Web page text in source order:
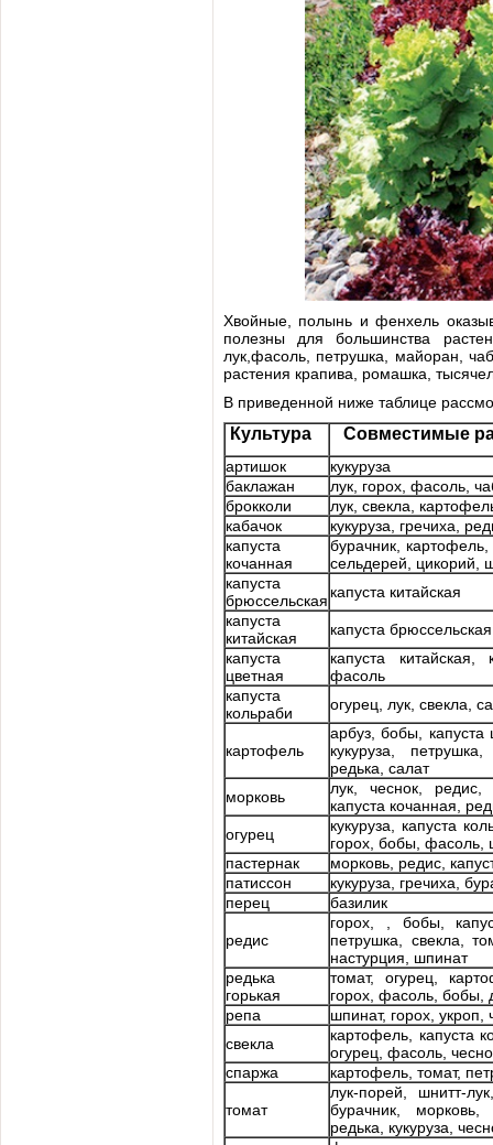
Хвойные, полынь и фенхель
полезны для большинства
лук,фасоль, петрушка, майоран,
растения крапива, ромашка,
В приведенной ниже таблице
Культура Совместимые
артишок
кукуруза
баклажан
лук, горох, фасоль,
брокколи
лук, свекла,
кабачок
кукуруза, гречиха,
капуста
кочанная
бурачник,
сельдерей, цикорий,
капуста
брюссельская капуста китайская
капуста
китайская
капуста
капуста
цветная
капуста
фасоль
капуста
кольраби
огурец, лук, свекла,
картофель
арбуз, бобы, капуста
кукуруза,
редька, салат
морковь
лук, чеснок, редис,
капуста кочанная,
огурец
кукуруза, капуста
горох, бобы, фасоль,
пастернак
морковь, редис,
патиссон
кукуруза, гречиха,
перец
базилик
редис
горох, , бобы,
петрушка, свекла,
настурция, шпинат
редька
горькая
томат, огурец,
горох, фасоль, бобы,
репа
шпинат, горох, укроп,
свекла
картофель, капуста
огурец, фасоль,
спаржа
картофель, томат,
томат
лук-порей, шнитт-
бурачник,
редька, кукуруза,